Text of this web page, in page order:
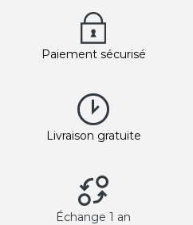
Paiement sécurisé
Livraison gratuite
Échange 1 an